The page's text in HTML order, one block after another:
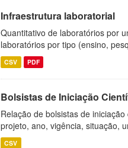
Infraestrutura laboratorial
Quantitativo de laboratórios por
laboratórios por tipo (ensino,
CSV PDF
Bolsistas de Iniciação
Relação de bolsistas de
projeto, ano, vigência, situação,
CSV